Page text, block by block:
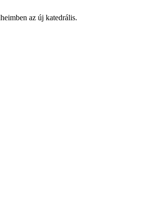
az új katedrális.